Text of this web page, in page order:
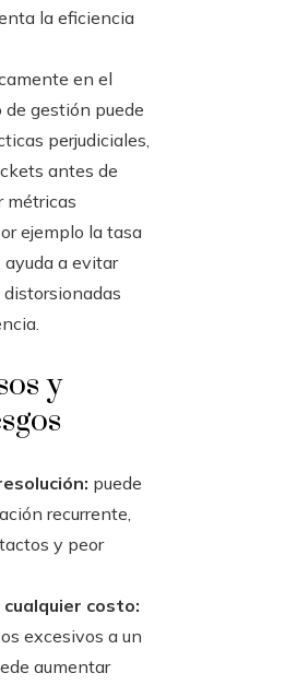
la eficiencia
en el
gestión puede
perjudiciales,
antes de
métricas
ejemplo la tasa
ayuda a evitar
y
puede
recurrente,
y peor
cualquier costo:
excesivos a un
aumentar